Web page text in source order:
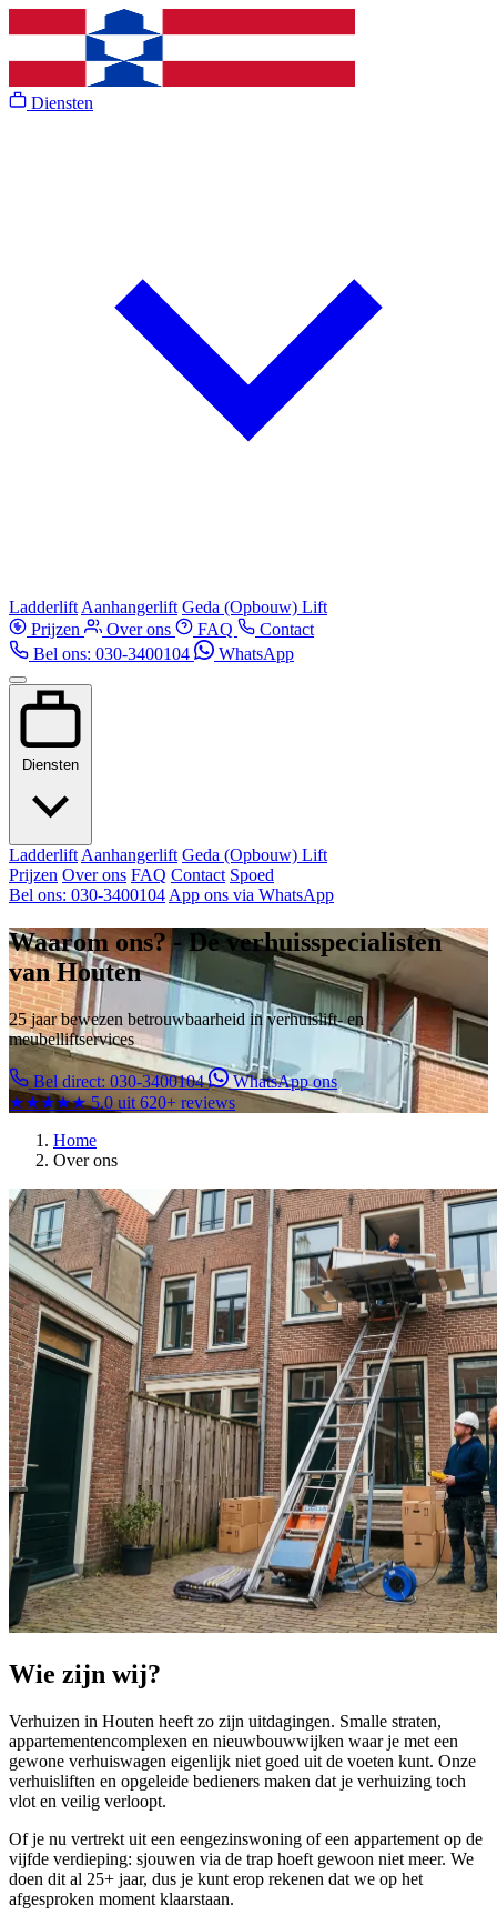
Diensten
Ladderlift Aanhangerlift Geda (Opbouw) Lift
Prijzen
Over ons FAQ
Contact
Bel ons: 030-3400104
WhatsApp
Diensten
Ladderlift Aanhangerlift Geda (Opbouw) Lift
Prijzen Over ons FAQ Contact Spoed
Bel ons: 030-3400104 App ons via WhatsApp
Waarom ons? - Dé verhuisspecialisten
van Houten
25 jaar bewezen betrouwbaarheid in verhuislift- en
meubelliftservices
Bel direct: 030-3400104
WhatsApp ons
★★★★★ 5.0 uit 620+ reviews
Home
Over ons
Wie zijn wij?
Verhuizen in Houten heeft zo zijn uitdagingen. Smalle straten,
appartementencomplexen en nieuwbouwwijken waar je met een
gewone verhuiswagen eigenlijk niet goed uit de voeten kunt. Onze
verhuisliften en opgeleide bedieners maken dat je verhuizing toch
vlot en veilig verloopt.
Of je nu vertrekt uit een eengezinswoning of een appartement op de
vijfde verdieping: sjouwen via de trap hoeft gewoon niet meer. We
doen dit al 25+ jaar, dus je kunt erop rekenen dat we op het
afgesproken moment klaarstaan.